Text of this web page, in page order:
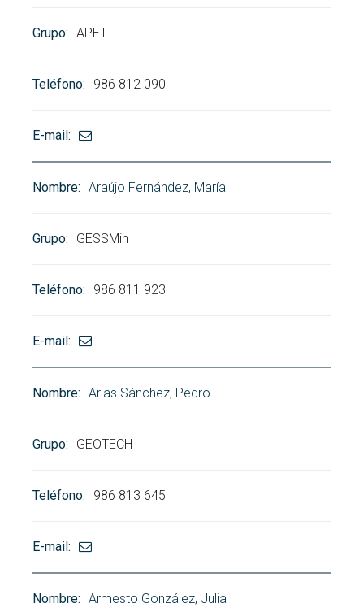
APET
986 812 090
Araújo Fernández, María
GESSMin
986 811 923
Arias Sánchez, Pedro
GEOTECH
986 813 645
Armesto González, Julia